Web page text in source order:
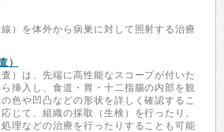
）を体外から病巣に対して照射する治療
）
）は、先端に高性能なスコープが付いた
挿入し、食道・胃・十二指腸の内部を観
色や凹凸などの形状を詳しく確認するこ
じて、組織の採取（生検）を行ったり、
理などの治療を行ったりすることも可能